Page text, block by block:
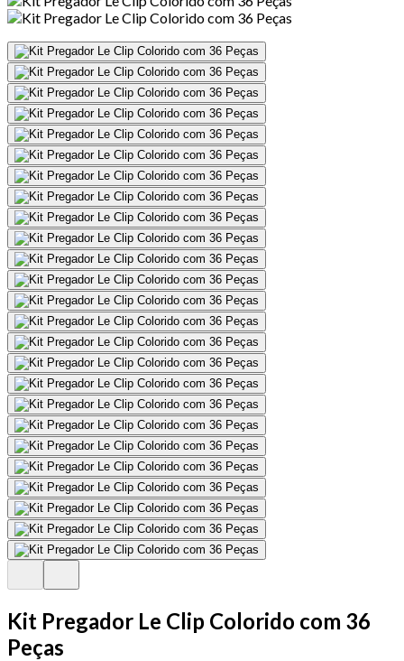
Kit Pregador Le Clip Colorido com 36
Peças